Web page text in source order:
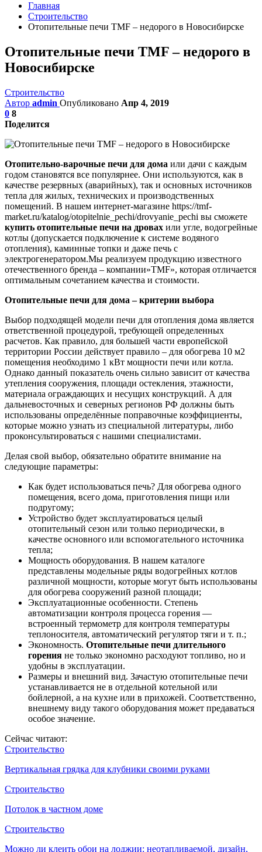
Главная
Строительство
Отопительные печи TMF – недорого в Новосибирске
Отопительные печи TMF – недорого в
Новосибирске
Строительство
Автор admin Опубликовано Апр 4, 2019
0 8
Поделится
Отопительно-варочные печи для дома или дачи с каждым
годом становятся все популярнее. Они используются, как в
качестве резервных (аварийных), так и основных источников
тепла для жилых, технических и производственных
помещений. В нашем интернет-магазине https://tmf-
market.ru/katalog/otopitelnie_pechi/drovyanie_pechi вы сможете
купить отопительные печи на дровах или угле, водогрейные
котлы (допускается подключение к системе водяного
отопления), каминные топки и даже печь с
электрогенератором.Мы реализуем продукцию известного
отечественного бренда – компании»TMF», которая отличается
оптимальным сочетанием качества и стоимости.
Отопительные печи для дома – критерии выбора
Выбор подходящей модели печи для отопления дома является
ответственной процедурой, требующей определенных
расчетов. Как правило, для большей части европейской
территории России действует правило – для обогрева 10 м2
помещения необходимо 1 кВт мощности печи или котла.
Однако данный показатель очень сильно зависит от качества
утепления сооружения, площади остекления, этажности,
материала ограждающих и несущих конструкций. А для
дальневосточных и северных регионов РФ должны быть
использованы определённые поправочные коэффициенты,
которые можно узнать из специальной литературы, либо
проконсультироваться с нашими специалистами.
Делая свой выбор, обязательно обратите внимание на
следующие параметры:
Как будет использоваться печь? Для обогрева одного
помещения, всего дома, приготовления пищи или
подругому;
Устройство будет эксплуатироваться целый
отопительный сезон или только периодически, в
качестве основного или вспомогательного источника
тепла;
Мощность оборудования. В нашем каталоге
представлены модельные ряды водогрейных котлов
различной мощности, которые могут быть использованы
для обогрева сооружений разной площади;
Эксплуатационные особенности. Степень
автоматизации контроля процесса горения —
встроенный термометр для контроля температуры
теплоносителя, автоматический регулятор тяги и т. п.;
Экономность. Отопительные печи длительного
горения не только экономно расходуют топливо, но и
удобны в эксплуатации.
Размеры и внешний вид. Зачастую отопительные печи
устанавливается не в отдельной котельной или
бойлерной, а на кухне или в прихожей. Соответственно,
внешнему виду такого оборудования может предаваться
особое значение.
Сейчас читают:
Строительство
Вертикальная грядка для клубники своими руками
Строительство
Потолок в частном доме
Строительство
Можно ли клеить обои на лоджии: неотапливаемой, дизайн,